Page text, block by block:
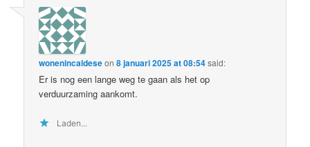
wonenincaldeseon8 januari 2025 at 08:54said:
Er is nog een lange weg te gaan als het op
verduurzaming aankomt.
Laden...